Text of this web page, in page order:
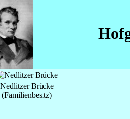
Nedlitzer Brücke
(Familienbesitz)